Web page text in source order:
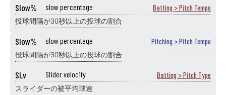
Slow% slow percentage Batting > Pitch Tempo
投球間隔が30秒以上の投球の割合
Slow% slow percentage Pitching > Pitch Tempo
投球間隔が30秒以上の投球の割合
SLv Slider velocity Batting > Pitch Type
スライダーの被平均球速